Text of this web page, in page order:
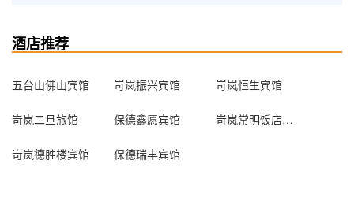
酒店推荐
五台山佛山宾馆 岢岚振兴宾馆 岢岚恒生宾馆
岢岚二旦旅馆 保德鑫愿宾馆 岢岚常明饭店住宿
岢岚德胜楼宾馆 保德瑞丰宾馆